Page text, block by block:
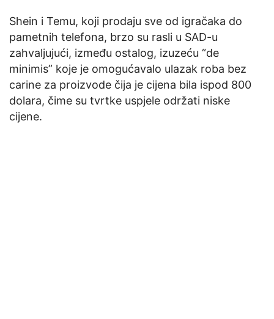
Shein i Temu, koji prodaju sve od igračaka do
pametnih telefona, brzo su rasli u SAD-u
zahvaljujući, između ostalog, izuzeću “de
minimis” koje je omogućavalo ulazak roba bez
carine za proizvode čija je cijena bila ispod 800
dolara, čime su tvrtke uspjele održati niske
cijene.